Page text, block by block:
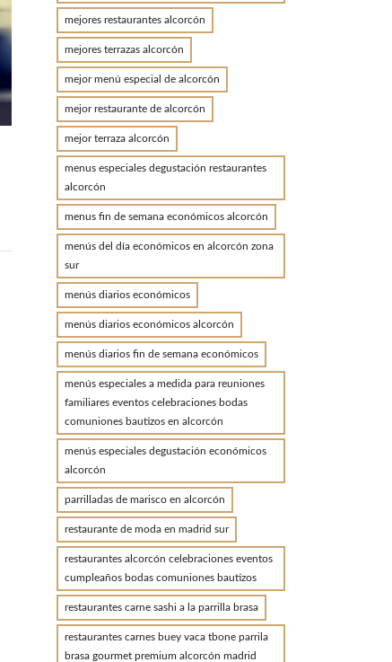
mejores restaurantes alcorcón
mejores terrazas alcorcón
mejor menú especial de alcorcón
mejor restaurante de alcorcón
mejor terraza alcorcón
menus especiales degustación restaurantes
alcorcón
menus fin de semana económicos alcorcón
menús del día económicos en alcorcón zona
sur
menús diarios económicos
menús diarios económicos alcorcón
menús diarios fin de semana económicos
menús especiales a medida para reuniones
familiares eventos celebraciones bodas
comuniones bautizos en alcorcón
menús especiales degustación económicos
alcorcón
parrilladas de marisco en alcorcón
restaurante de moda en madrid sur
restaurantes alcorcón celebraciones eventos
cumpleaños bodas comuniones bautizos
restaurantes carne sashi a la parrilla brasa
restaurantes carnes buey vaca tbone parrila
brasa gourmet premium alcorcón madrid